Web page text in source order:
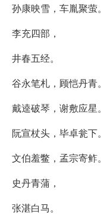
孙康映雪，车胤聚萤。
李充四部，
井春五经。
谷永笔札，顾恺丹青。
戴逵破琴，谢敷应星。
阮宣杖头，毕卓瓮下。
文伯羞鳖，孟宗寄鲊。
史丹青蒲，
张湛白马。